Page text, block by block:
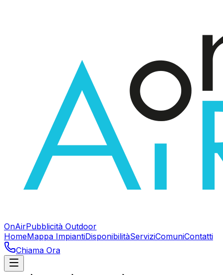
OnAirPubblicità Outdoor
HomeMappa ImpiantiDisponibilitàServiziComuniContatti
Chiama Ora